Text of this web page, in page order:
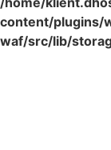
content/plugins/
waf/src/lib/